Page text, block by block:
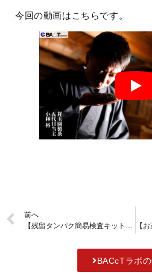
今回の動画はこちらです。
前へ
BACcTラボ